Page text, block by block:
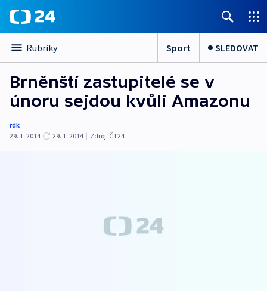
Rubriky Sport SLEDOVAT
Brněnští zastupitelé se v
únoru sejdou kvůli Amazonu
rdk
29. 1. 2014
29. 1. 2014 | Zdroj: ČT24